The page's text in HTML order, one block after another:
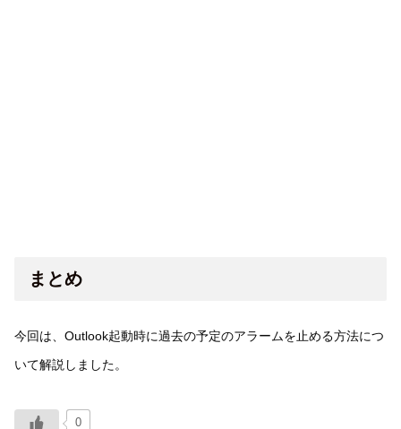
まとめ
今回は、Outlook起動時に過去の予定のアラームを止める方法につ
いて解説しました。
0